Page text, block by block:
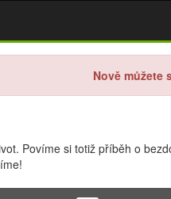
Nově můžete
Povíme si totiž příběh o